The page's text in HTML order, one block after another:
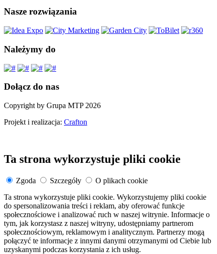
Nasze rozwiązania
Należymy do
Dołącz do nas
Copyright by Grupa MTP 2026
Projekt i realizacja: Crafton
Ta strona wykorzystuje pliki cookie
Zgoda Szczegóły
O plikach cookie
Ta strona wykorzystuje pliki cookie. Wykorzystujemy pliki cookie
do spersonalizowania treści i reklam, aby oferować funkcje
społecznościowe i analizować ruch w naszej witrynie. Informacje o
tym, jak korzystasz z naszej witryny, udostępniamy partnerom
społecznościowym, reklamowym i analitycznym. Partnerzy mogą
połączyć te informacje z innymi danymi otrzymanymi od Ciebie lub
uzyskanymi podczas korzystania z ich usług.